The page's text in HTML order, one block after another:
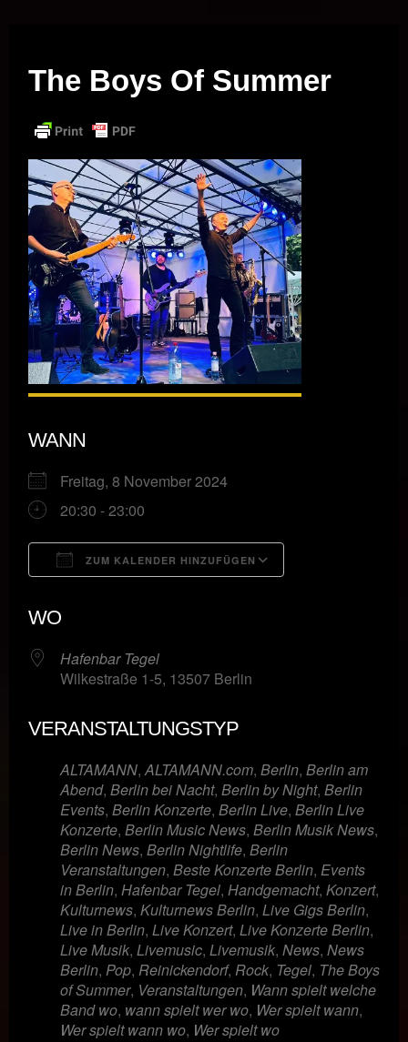
The Boys Of Summer
WANN
Freitag, 8 November 2024
20:30 - 23:00
ZUM KALENDER HINZUFÜGEN
WO
Hafenbar Tegel
Wilkestraße 1-5, 13507 Berlin
VERANSTALTUNGSTYP
ALTAMANN,ALTAMANN.com, Berlin, Berlin am
Abend, Berlin bei Nacht, Berlin by Night, Berlin
Events, Berlin Konzerte, Berlin Live, Berlin Live
Konzerte, Berlin Music News, Berlin Musik News,
Berlin News, Berlin Nightlife, Berlin
Veranstaltungen, Beste Konzerte Berlin, Events
in Berlin, Hafenbar Tegel, Handgemacht, Konzert,
Kulturnews, Kulturnews Berlin, Live Gigs Berlin,
Live in Berlin, Live Konzert, Live Konzerte Berlin,
Live Musik, Livemusic, Livemusik, News, News
Berlin, Pop, Reinickendorf, Rock, Tegel, The Boys
of Summer, Veranstaltungen, Wann spielt welche
Band wo, wann spielt wer wo, Wer spielt wann,
Wer spielt wann wo, Wer spielt wo